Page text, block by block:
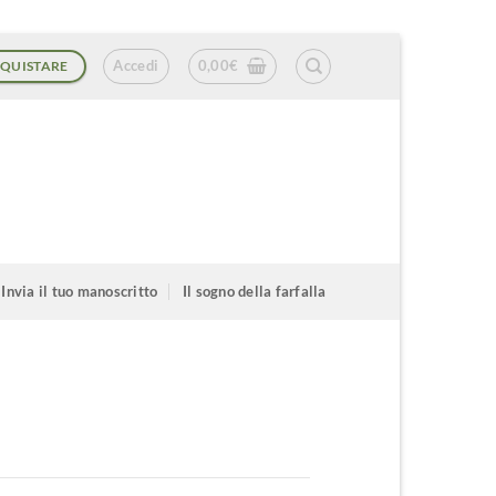
Accedi 0,00€
Invia il tuo manoscritto Il sogno della farfalla